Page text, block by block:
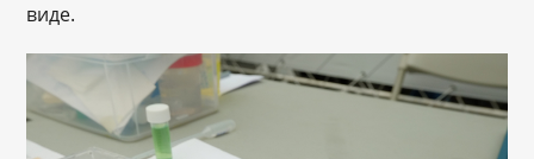
виде.